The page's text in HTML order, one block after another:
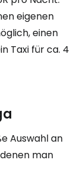
eigenen
einen
Taxi für ca. 4
Auswahl an
man